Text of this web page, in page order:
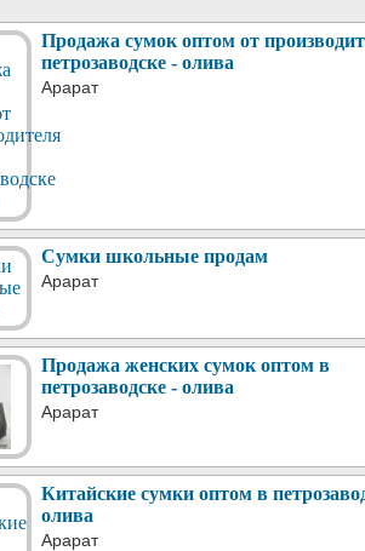
Продажа сумок оптом от
петрозаводске - олива
Арарат
Сумки школьные продам
Арарат
Продажа женских сумок оптом в
петрозаводске - олива
Арарат
Китайские сумки оптом в
олива
Арарат